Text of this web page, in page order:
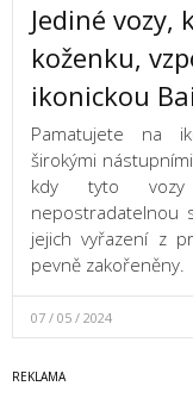
Jediné
koženku,
ikonickou
Pamatujete na
širokými
kdy tyto
nepostradatelnou
jejich vyřazení z
pevně zakořeněny.
07 / 05 / 2024